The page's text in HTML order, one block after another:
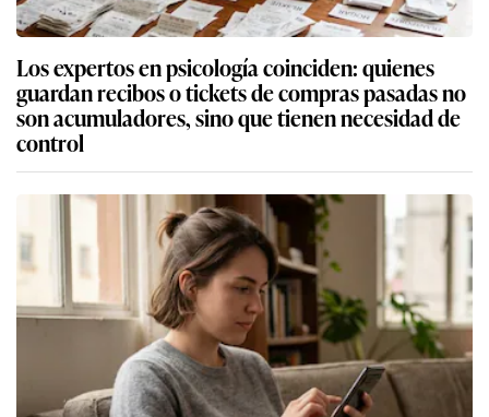
Los expertos en psicología coinciden: quienes
guardan recibos o tickets de compras pasadas no
son acumuladores, sino que tienen necesidad de
control